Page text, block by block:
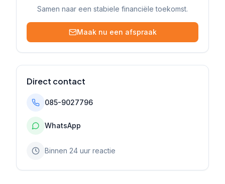
Samen naar een stabiele financiële toekomst.
Maak nu een afspraak
Direct contact
085-9027796
WhatsApp
Binnen 24 uur reactie